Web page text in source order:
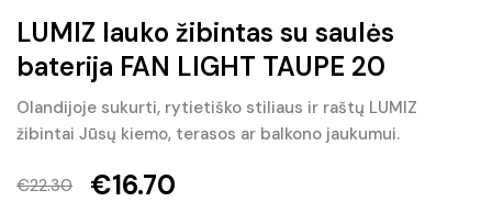
LUMIZ lauko žibintas su saulės
baterija FAN LIGHT TAUPE 20
Olandijoje sukurti, rytietiško stiliaus ir raštų LUMIZ
žibintai Jūsų kiemo, terasos ar balkono jaukumui.
€22.30
Original
€16.70
Current